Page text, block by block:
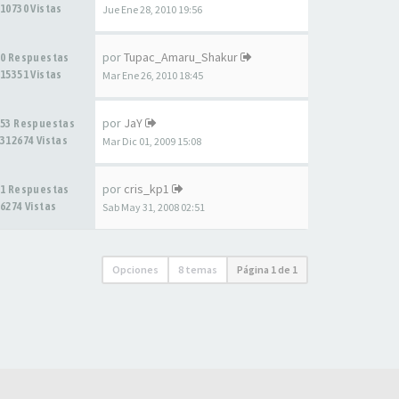
10730 Vistas
Jue Ene 28, 2010 19:56
0 Respuestas
15351 Vistas
porTupac_Amaru_Shakur
Mar Ene 26, 2010 18:45
53 Respuestas
312674 Vistas
por JaY
Mar Dic 01, 2009 15:08
1 Respuestas
6274 Vistas
por cris_kp1
Sab May 31, 2008 02:51
Opciones 8 temas Página 1 de 1